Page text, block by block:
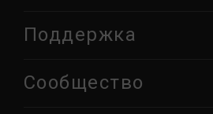
Поддержка
Сообщество